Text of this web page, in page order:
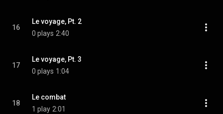
16
Le voyage, Pt. 2
0 plays 2:40
17
Le voyage, Pt. 3
0 plays 1:04
18
Le combat
1 play 2:01